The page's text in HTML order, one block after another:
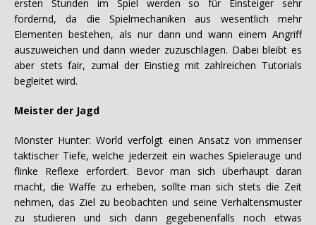
ersten Stunden im Spiel werden so für Einsteiger sehr
fordernd, da die Spielmechaniken aus wesentlich mehr
Elementen bestehen, als nur dann und wann einem Angriff
auszuweichen und dann wieder zuzuschlagen. Dabei bleibt es
aber stets fair, zumal der Einstieg mit zahlreichen Tutorials
begleitet wird.
Meister der Jagd
Monster Hunter: World verfolgt einen Ansatz von immenser
taktischer Tiefe, welche jederzeit ein waches Spielerauge und
flinke Reflexe erfordert. Bevor man sich überhaupt daran
macht, die Waffe zu erheben, sollte man sich stets die Zeit
nehmen, das Ziel zu beobachten und seine Verhaltensmuster
zu studieren und sich dann gegebenenfalls noch etwas